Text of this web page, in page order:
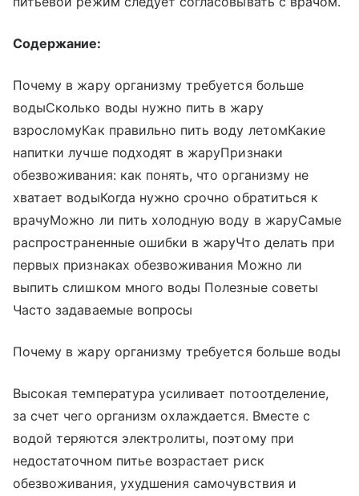
Содержание:
Почему в жару организму требуется больше
водыСколько воды нужно пить в жару
взросломуКак правильно пить воду летомКакие
напитки лучше подходят в жаруПризнаки
обезвоживания: как понять, что организму не
хватает водыКогда нужно срочно обратиться к
врачуМожно ли пить холодную воду в жаруСамые
распространенные ошибки в жаруЧто делать при
первых признаках обезвоживания Можно ли
выпить слишком много воды Полезные советы
Часто задаваемые вопросы
Почему в жару организму требуется больше воды
Высокая температура усиливает потоотделение,
за счет чего организм охлаждается. Вместе с
водой теряются электролиты, поэтому при
недостаточном питье возрастает риск
обезвоживания, ухудшения самочувствия и